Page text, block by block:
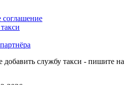
соглашение
службу такси - пишите на